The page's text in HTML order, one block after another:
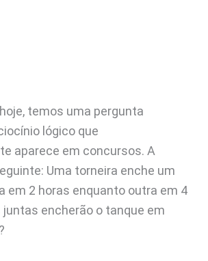
temos uma pergunta
lógico que
aparece em concursos. A
Uma torneira enche um
em 2 horas enquanto outra em 4
juntas encherão o tanque em